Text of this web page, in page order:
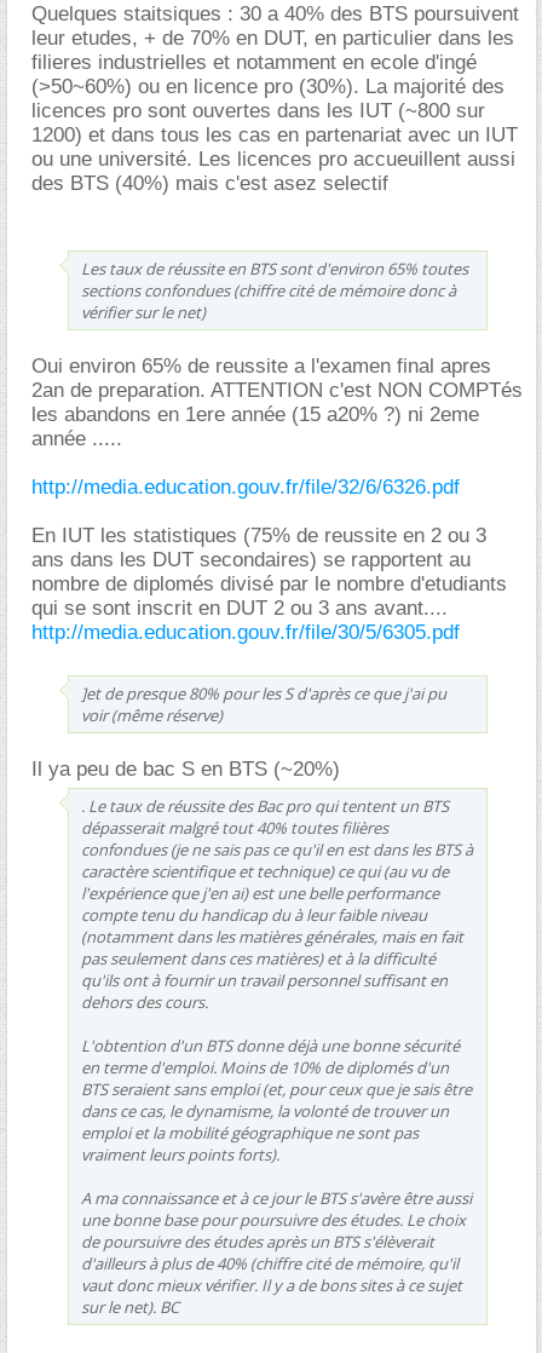
Quelques staitsiques : 30 a 40% des BTS poursuivent
leur etudes, + de 70% en DUT, en particulier dans les
filieres industrielles et notamment en ecole d'ingé
(>50~60%) ou en licence pro (30%). La majorité des
licences pro sont ouvertes dans les IUT (~800 sur
1200) et dans tous les cas en partenariat avec un IUT
ou une université. Les licences pro accueuillent aussi
des BTS (40%) mais c'est asez selectif
Les taux de réussite en BTS sont d'environ 65% toutes
sections confondues (chiffre cité de mémoire donc à
vérifier sur le net)
Oui environ 65% de reussite a l'examen final apres
2an de preparation. ATTENTION c'est NON COMPTés
les abandons en 1ere année (15 a20% ?) ni 2eme
année .....
http://media.education.gouv.fr/file/32/6/6326.pdf
En IUT les statistiques (75% de reussite en 2 ou 3
ans dans les DUT secondaires) se rapportent au
nombre de diplomés divisé par le nombre d'etudiants
qui se sont inscrit en DUT 2 ou 3 ans avant....
http://media.education.gouv.fr/file/30/5/6305.pdf
]et de presque 80% pour les S d'après ce que j'ai pu
voir (même réserve)
Il ya peu de bac S en BTS (~20%)
. Le taux de réussite des Bac pro qui tentent un BTS
dépasserait malgré tout 40% toutes filières
confondues (je ne sais pas ce qu'il en est dans les BTS à
caractère scientifique et technique) ce qui (au vu de
l'expérience que j'en ai) est une belle performance
compte tenu du handicap du à leur faible niveau
(notamment dans les matières générales, mais en fait
pas seulement dans ces matières) et à la difficulté
qu'ils ont à fournir un travail personnel suffisant en
dehors des cours.
L'obtention d'un BTS donne déjà une bonne sécurité
en terme d'emploi. Moins de 10% de diplomés d'un
BTS seraient sans emploi (et, pour ceux que je sais être
dans ce cas, le dynamisme, la volonté de trouver un
emploi et la mobilité géographique ne sont pas
vraiment leurs points forts).
A ma connaissance et à ce jour le BTS s'avère être aussi
une bonne base pour poursuivre des études. Le choix
de poursuivre des études après un BTS s'élèverait
d'ailleurs à plus de 40% (chiffre cité de mémoire, qu'il
vaut donc mieux vérifier. Il y a de bons sites à ce sujet
sur le net). BC